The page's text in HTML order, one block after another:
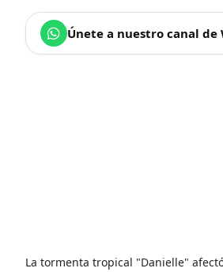
Únete a nuestro canal de
La tormenta tropical "Danielle"